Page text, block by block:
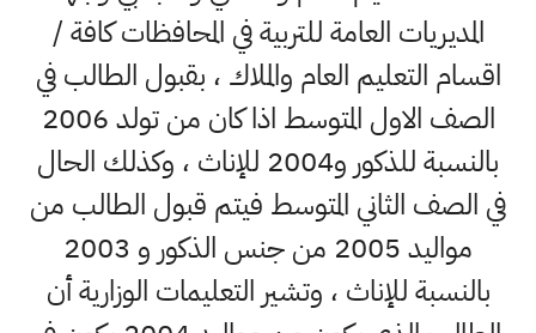
المديريات العامة للتربية في المحافظات كافة /
اقسام التعليم العام والملاك ، بقبول الطالب في
الصف الاول المتوسط اذا كان من تولد 2006
بالنسبة للذكور و2004 للإناث ، وكذلك الحال
في الصف الثاني المتوسط فيتم قبول الطالب من
مواليد 2005 من جنس الذكور و 2003
بالنسبة للإناث ، وتشير التعليمات الوزارية أن